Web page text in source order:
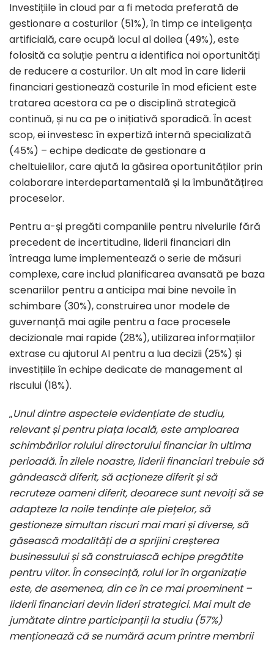
Investițiile în cloud par a fi metoda preferată de
gestionare a costurilor (51%), în timp ce inteligența
artificială, care ocupă locul al doilea (49%), este
folosită ca soluție pentru a identifica noi oportunități
de reducere a costurilor. Un alt mod în care liderii
financiari gestionează costurile în mod eficient este
tratarea acestora ca pe o disciplină strategică
continuă, și nu ca pe o inițiativă sporadică. În acest
scop, ei investesc în expertiză internă specializată
(45%) – echipe dedicate de gestionare a
cheltuielilor, care ajută la găsirea oportunităților prin
colaborare interdepartamentală și la îmbunătățirea
proceselor.
Pentru a-și pregăti companiile pentru nivelurile fără
precedent de incertitudine, liderii financiari din
întreaga lume implementează o serie de măsuri
complexe, care includ planificarea avansată pe baza
scenariilor pentru a anticipa mai bine nevoile în
schimbare (30%), construirea unor modele de
guvernanță mai agile pentru a face procesele
decizionale mai rapide (28%), utilizarea informațiilor
extrase cu ajutorul AI pentru a lua decizii (25%) și
investițiile în echipe dedicate de management al
riscului (18%).
„Unul dintre aspectele evidențiate de studiu,
relevant și pentru piața locală, este amploarea
schimbărilor rolului directorului financiar în ultima
perioadă. În zilele noastre, liderii financiari trebuie să
gândească diferit, să acționeze diferit și să
recruteze oameni diferit, deoarece sunt nevoiți să se
adapteze la noile tendințe ale piețelor, să
gestioneze simultan riscuri mai mari și diverse, să
găsească modalități de a sprijini creșterea
businessului și să construiască echipe pregătite
pentru viitor. În consecință, rolul lor în organizație
este, de asemenea, din ce în ce mai proeminent –
liderii financiari devin lideri strategici. Mai mult de
jumătate dintre participanții la studiu (57%)
menționează că se numără acum printre membrii